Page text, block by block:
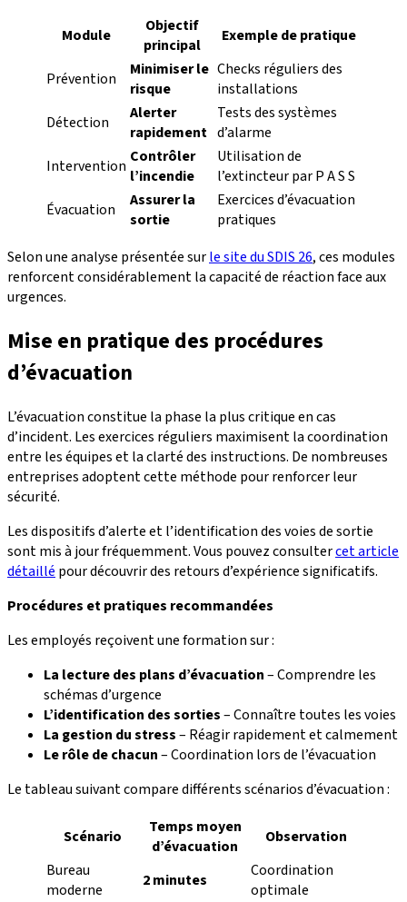
Module
Objectif
principal
Exemple de pratique
Prévention
Minimiser le
risque
Checks réguliers des
installations
Détection
Alerter
rapidement
Tests des systèmes
d’alarme
Intervention Contrôler
l’incendie
Utilisation de
l’extincteur par P A S S
Évacuation
Assurer la
sortie
Exercices d’évacuation
pratiques
Selon une analyse présentée surle site du SDIS 26, ces modules
renforcent considérablement la capacité de réaction face aux
urgences.
Mise en pratique des procédures
d’évacuation
L’évacuation constitue la phase la plus critique en cas
d’incident. Les exercices réguliers maximisent la coordination
entre les équipes et la clarté des instructions. De nombreuses
entreprises adoptent cette méthode pour renforcer leur
sécurité.
Les dispositifs d’alerte et l’identification des voies de sortie
sont mis à jour fréquemment. Vous pouvez consultercet article
détaillé pour découvrir des retours d’expérience significatifs.
Procédures et pratiques recommandées
Les employés reçoivent une formation sur :
La lecture des plans d’évacuation– Comprendre les
schémas d’urgence
L’identification des sorties– Connaître toutes les voies
La gestion du stress– Réagir rapidement et calmement
Le rôle de chacun– Coordination lors de l’évacuation
Le tableau suivant compare différents scénarios d’évacuation :
Scénario
Temps moyen
d’évacuation
Observation
Bureau
moderne
2 minutes
Coordination
optimale